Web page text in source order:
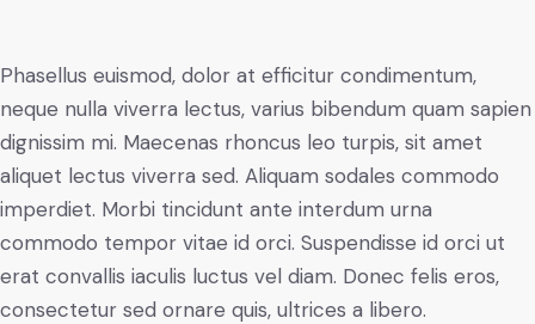
Phasellus euismod, dolor at efficitur condimentum,
neque nulla viverra lectus, varius bibendum quam sapien
dignissim mi. Maecenas rhoncus leo turpis, sit amet
aliquet lectus viverra sed. Aliquam sodales commodo
imperdiet. Morbi tincidunt ante interdum urna
commodo tempor vitae id orci. Suspendisse id orci ut
erat convallis iaculis luctus vel diam. Donec felis eros,
consectetur sed ornare quis, ultrices a libero.